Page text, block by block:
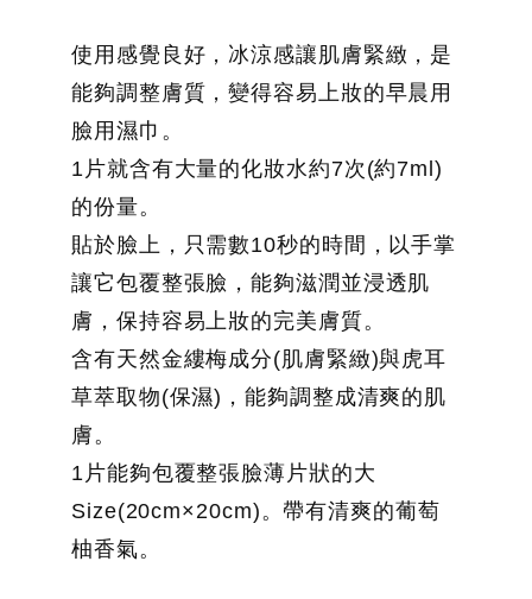
使用感覺良好，冰涼感讓肌膚緊緻，是
能夠調整膚質，變得容易上妝的早晨用
臉用濕巾。
1片就含有大量的化妝水約7次(約7ml)
的份量。
貼於臉上，只需數10秒的時間，以手掌
讓它包覆整張臉，能夠滋潤並浸透肌
膚，保持容易上妝的完美膚質。
含有天然金縷梅成分(肌膚緊緻)與虎耳
草萃取物(保濕)，能夠調整成清爽的肌
膚。
1片能夠包覆整張臉薄片狀的大
Size(20cm×20cm)。帶有清爽的葡萄
柚香氣。